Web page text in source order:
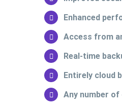
Enhanced
Access from
Real-time
Entirely cloud
Any number of